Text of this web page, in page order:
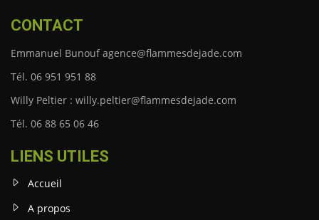
CONTACT
Emmanuel Bunouf agence@flammesdejade.com
Tél. 06 951 951 88
Willy Peltier : willy.peltier@flammesdejade.com
Tél. 06 88 65 06 46
LIENS UTILES
Accueil
A propos